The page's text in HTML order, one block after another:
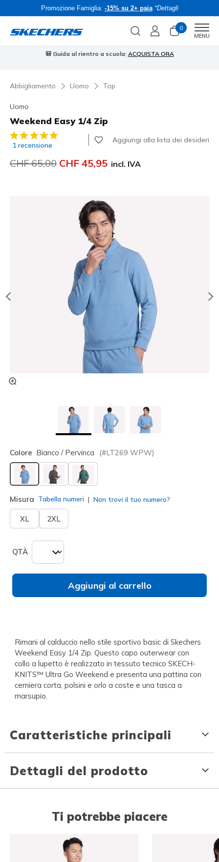
Promozione Famiglia: -15% su 2+ paia *Dettagli
0
MENU
🎒 Guida al rientro a scuola: ACQUISTA ORA
Abbigliamento Uomo Top
Uomo
Weekend Easy 1/4 Zip
Valutazione cliente 3.2 su 5
1 recensione
Aggiungi alla lista dei desideri
Prezzo ridotto da
CHF 65,00 per
CHF 45,95 incl. IVA
Colore Bianco / Pervinca (#LT269 WPW)
selezionato
Misura Tabella numeri Non trovi il tuo numero?
XL 2XL
QTÀ
Aggiungi al carrello
Rimani al calduccio nello stile sportivo basic di Skechers
Weekend Easy 1/4 Zip. Questo capo outerwear con
collo a lupetto è realizzato in tessuto tecnico SKECH-
KNITS™ Ultra Go Weekend e presenta una pattina con
cerniera corta, polsini e orlo a coste e una tasca a
marsupio.
Caratteristiche principali
Dettagli del prodotto
Ti potrebbe piacere